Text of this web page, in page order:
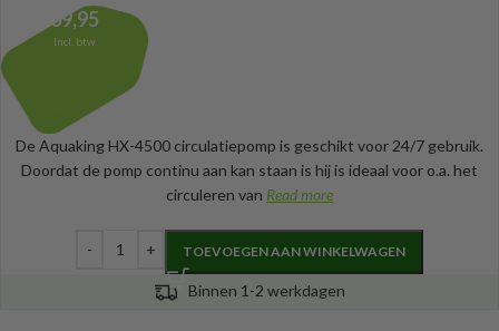
39,95
Incl. btw
De Aquaking HX-4500 circulatiepomp is geschikt voor 24/7 gebruik.
Doordat de pomp continu aan kan staan is hij is ideaal voor o.a. het
circuleren van Read more
TOEVOEGEN AAN WINKELWAGEN
Binnen 1-2 werkdagen